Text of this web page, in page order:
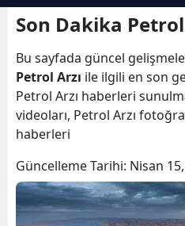
Son Dakika
Bu sayfada güncel
Petrol Arzı ile ilgili en son
Petrol Arzı haberleri
videoları, Petrol Arzı
haberleri
Güncelleme Tarihi: Nisan